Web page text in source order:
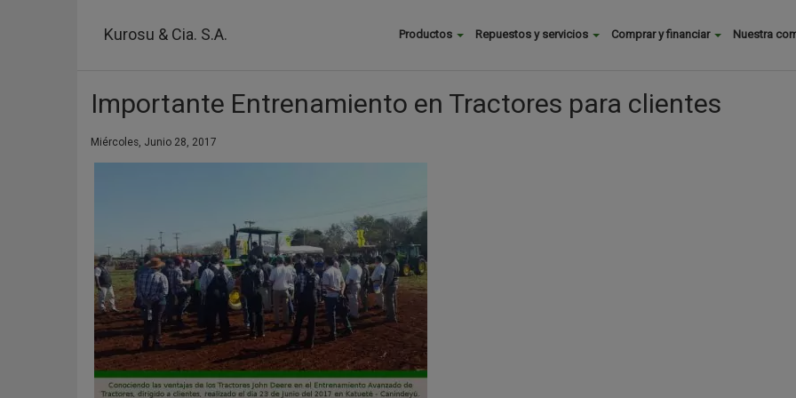
Kurosu & Cia. S.A. Buscar
Productos Repuestos y servicios Comprar y financiar Nuestra
Importante Entrenamiento en Tractores para clientes
Miércoles, Junio 28, 2017